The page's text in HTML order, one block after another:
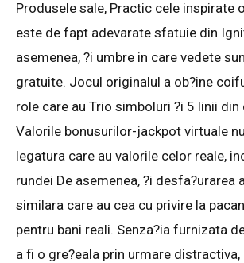
Produsele sale, Practic cele inspirate
este de fapt adevarate sfatuie din
asemenea, ?i umbre in care vedete
gratuite. Jocul originalul a ob?ine
role care au Trio simboluri ?i 5 linii din
Valorile bonusurilor-jackpot virtuale
legatura care au valorile celor reale,
rundei De asemenea, ?i desfa?urarea
similara care au cea cu privire la
pentru bani reali. Senza?ia furnizata
a fi o gre?eala prin urmare